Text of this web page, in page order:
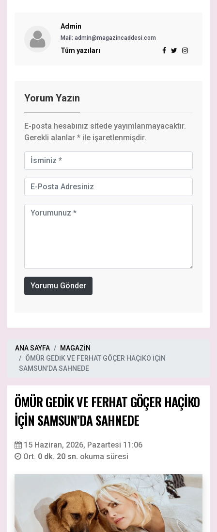
Admin
Mail: admin@magazincaddesi.com
Tüm yazıları
Yorum Yazın
E-posta hesabınız sitede yayımlanmayacaktır.
Gerekli alanlar * ile işaretlenmişdir.
Yorumu Gönder
ANA SAYFA
MAGAZİN
ÖMÜR GEDİK VE FERHAT GÖÇER HAÇİKO İÇİN
SAMSUN’DA SAHNEDE
ÖMÜR GEDİK VE FERHAT GÖÇER HAÇİKO
İÇİN SAMSUN’DA SAHNEDE
15 Haziran, 2026, Pazartesi 11:06
Ort. 0 dk. 20 sn. okuma süresi